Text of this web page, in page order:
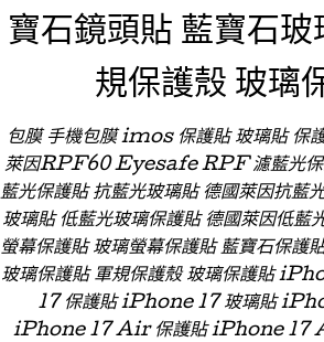
寶石鏡頭貼 藍寶石玻
規保護殼 玻璃
包膜 手機包膜 imos 保護貼 玻璃貼 保
萊因RPF60 Eyesafe RPF 濾藍光保
藍光保護貼 抗藍光玻璃貼 德國萊因抗藍
玻璃貼 低藍光玻璃保護貼 德國萊因低藍
螢幕保護貼 玻璃螢幕保護貼 藍寶石保護
玻璃保護貼 軍規保護殼 玻璃保護貼
17 保護貼 iPhone 17 玻璃貼
iPhone 17 Air 保護貼 iPhone 17